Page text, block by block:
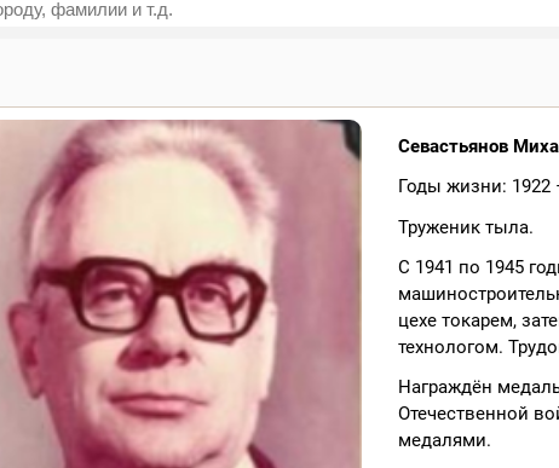
Севастьянов
Годы жизни: 1922
Труженик тыла.
С 1941 по 1945
цехе токарем,
технологом.
Награждён
Отечественной
медалями.